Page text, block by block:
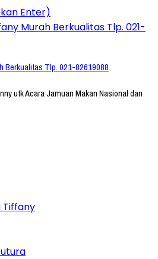
Enter)
Berkualitas Tlp. 021-82619088
utk Acara Jamuan Makan Nasional dan
Tiffany